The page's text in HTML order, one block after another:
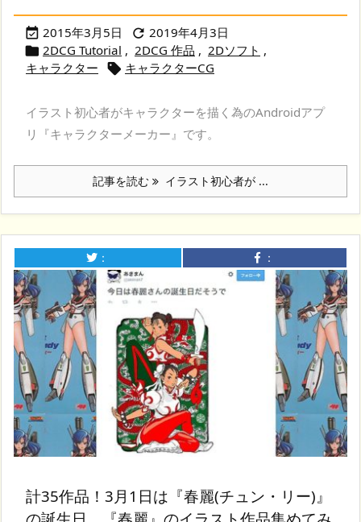
 2015年3月5日  2019年4月3日
 2DCG Tutorial , 2DCG 作品 , 2Dソフト ,
キャラクター
 キャラクターCG
イラスト初心者がキャラクターを描く為のAndroidアプ
リ『キャラクターメーカー』です。
記事を読む イラスト初心者が ...
： ：
計35作品！3月1日は『春麗(チュン・リー)』